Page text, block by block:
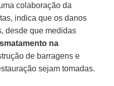
colaboração da
indica que os danos
desde que medidas
na
de barragens e
sejam tomadas.